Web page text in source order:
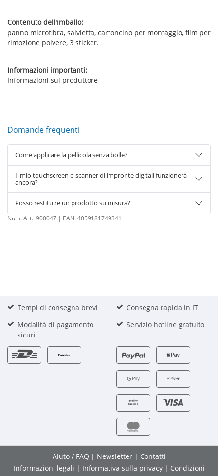
Contenuto dell'imballo:
panno microfibra, salvietta, cartoncino per montaggio, film per
rimozione polvere, 3 sticker.
Informazioni importanti:
Informazioni sul produttore
Domande frequenti
Come applicare la pellicola senza bolle?
Il mio touchscreen o scanner di impronte digitali funzionerà
ancora?
Posso restituire un prodotto su misura?
Num. Art.:900047 | EAN:4059181749341
Tempi di consegna brevi
Consegna rapida in IT
Modalità di pagamento
sicuri
Servizio hotline gratuito
Aiuto / FAQ | Newsletter | Contatti
Informazioni legali | Informativa sulla privacy | Condizioni